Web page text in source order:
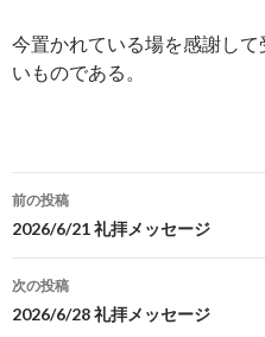
今置かれている場を感謝し
いものである。
投
稿
ナ
ビ
前の投稿
2026/6/21 礼拝メッセージ
次の投稿
2026/6/28 礼拝メッセージ